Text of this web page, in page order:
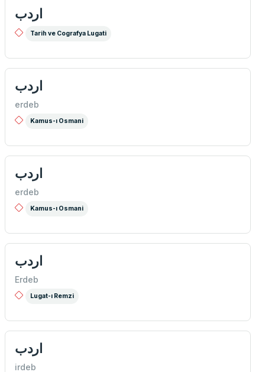
اردب
Tarih ve Cografya Lugati
اردب
erdeb
Kamus-ı Osmani
اردب
erdeb
Kamus-ı Osmani
اردب
Erdeb
Lugat-ı Remzi
اردب
irdeb